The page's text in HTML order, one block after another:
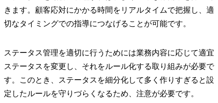
きます。顧客応対にかかる時間をリアルタイムで把握し、適
切なタイミングでの指導につなげることが可能です。
ステータス管理を適切に行うためには業務内容に応じて適宜
ステータスを変更し、それをルール化する取り組みが必要で
す。このとき、ステータスを細分化して多く作りすぎると設
定したルールを守りづらくなるため、注意が必要です。